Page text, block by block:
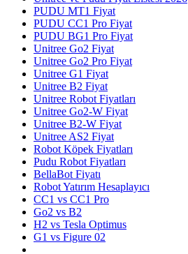
PUDU MT1 Fiyat
PUDU CC1 Pro Fiyat
PUDU BG1 Pro Fiyat
Unitree Go2 Fiyat
Unitree Go2 Pro Fiyat
Unitree G1 Fiyat
Unitree B2 Fiyat
Unitree Robot Fiyatları
Unitree Go2-W Fiyat
Unitree B2-W Fiyat
Unitree AS2 Fiyat
Robot Köpek Fiyatları
Pudu Robot Fiyatları
BellaBot Fiyatı
Robot Yatırım Hesaplayıcı
CC1 vs CC1 Pro
Go2 vs B2
H2 vs Tesla Optimus
G1 vs Figure 02